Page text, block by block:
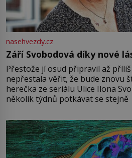
nasehvezdy.cz
Září Svobodová díky nové
Přestože jí osud připravil až
nepřestala věřit, že bude znovu šťastná.
herečka ze seriálu Ulice Ilona
několik týdnů potkávat se stejně